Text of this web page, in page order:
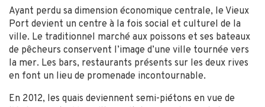
Ayant perdu sa dimension économique centrale, le Vieux
Port devient un centre à la fois social et culturel de la
ville. Le traditionnel marché aux poissons et ses bateaux
de pêcheurs conservent l’image d’une ville tournée vers
la mer. Les bars, restaurants présents sur les deux rives
en font un lieu de promenade incontournable.
En 2012, les quais deviennent semi-piétons en vue de